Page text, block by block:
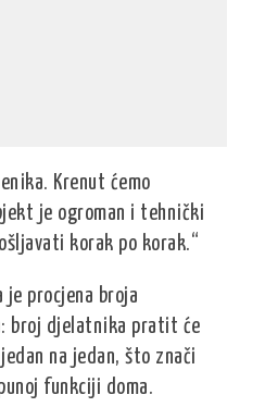
Krenut ćemo
je ogroman i tehnički
korak po korak.“
je procjena broja
broj djelatnika pratit će
jedan na jedan, što znači
funkciji doma.